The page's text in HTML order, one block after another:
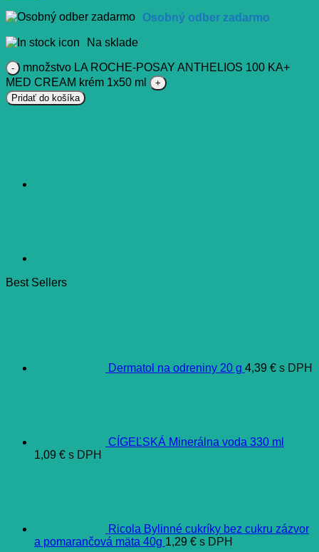
Osobný odber zadarmo
Na sklade
množstvo LA ROCHE-POSAY ANTHELIOS 100 KA+
MED CREAM krém 1x50 ml
Pridať do košíka
Best Sellers
Dermatol na odreniny 20 g 4,39 € s DPH
CÍGEĽSKÁ Minerálna voda 330 ml
1,09 € s DPH
Ricola Bylinné cukríky bez cukru zázvor
a pomarančová mäta 40g 1,29 € s DPH